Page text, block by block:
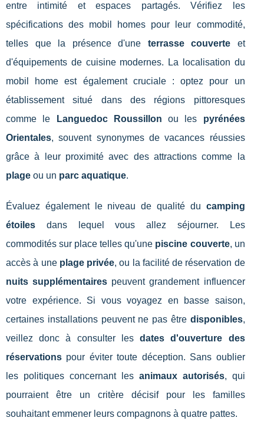
entre intimité et espaces partagés. Vérifiez les
spécifications des mobil homes pour leur commodité,
telles que la présence d'une terrasse couverte et
d'équipements de cuisine modernes. La localisation du
mobil home est également cruciale : optez pour un
établissement situé dans des régions pittoresques
comme le
Languedoc Roussillon ou les pyrénées
Orientales, souvent synonymes de vacances réussies
grâce à leur proximité avec des attractions comme la
plage ou un parc aquatique.
Évaluez également le niveau de qualité du camping
étoiles dans lequel vous allez séjourner. Les
commodités sur place telles qu'une piscine couverte, un
accès à une plage privée, ou la facilité de réservation de
nuits supplémentaires peuvent grandement influencer
votre expérience. Si vous voyagez en basse saison,
certaines installations peuvent ne pas être disponibles,
veillez donc à consulter lesdates d'ouverture des
réservations pour éviter toute déception. Sans oublier
les politiques concernant les animaux autorisés, qui
pourraient être un critère décisif pour les familles
souhaitant emmener leurs compagnons à quatre pattes.